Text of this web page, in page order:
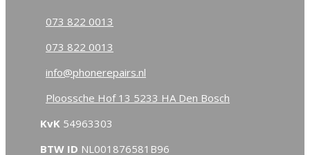
073 822 0013
073 822 0013
info@phonerepairs.nl
Ploossche Hof 13 5233 HA Den Bosch
KvK 54963303
BTW ID NL001876581B96